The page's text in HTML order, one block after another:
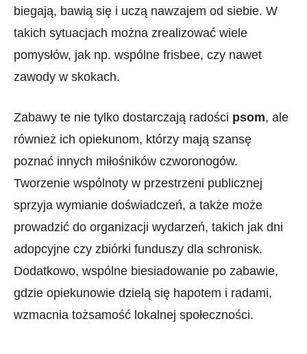
biegają, bawią się i uczą⁤ nawzajem od siebie. W
takich sytuacjach można zrealizować wiele
pomysłów,⁤ jak ‌np. wspólne frisbee, ​czy nawet
zawody ⁣w skokach.
Zabawy te nie‍ tylko dostarczają radości psom, ale
również‌ ich⁣ opiekunom, którzy mają ⁣szansę
poznać innych ⁤miłośników czworonogów.
Tworzenie wspólnoty ⁣w przestrzeni publicznej
sprzyja wymianie doświadczeń,⁢ a także może
prowadzić do organizacji wydarzeń, takich ‌jak ​dni⁢
adopcyjne czy zbiórki funduszy dla schronisk.
Dodatkowo,‌ wspólne biesiadowanie po zabawie,
gdzie opiekunowie dzielą się hapotem i⁤ radami,
wzmacnia tożsamość lokalnej ​społeczności.